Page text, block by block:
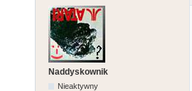
Naddyskownik
Nieaktywny